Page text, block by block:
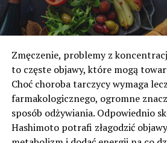
Zmęczenie, problemy z
to częste objawy, które mogą
Choć choroba tarczycy wymaga
farmakologicznego, ogromne
sposób odżywiania. Odpowiednio
Hashimoto potrafi złagodzić